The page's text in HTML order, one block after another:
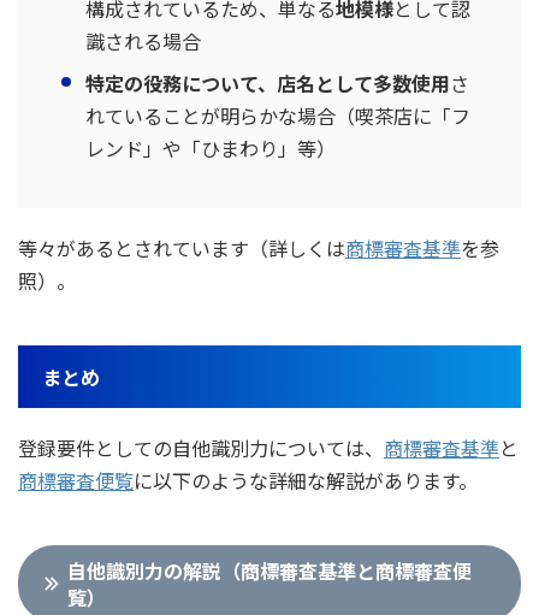
構成されているため、単なる地模様として認
識される場合
特定の役務について、店名として多数使用さ
れていることが明らかな場合（喫茶店に「フ
レンド」や「ひまわり」等）
等々があるとされています（詳しくは商標審査基準を参
照）。
まとめ
登録要件としての自他識別力については、 商標審査基準と
商標審査便覧に以下のような詳細な解説があります。
自他識別力の解説（商標審査基準と商標審査便
覧）